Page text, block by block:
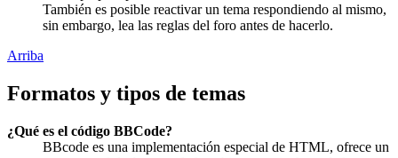
También es posible reactivar un tema respondiendo al mismo,
sin embargo, lea las reglas del foro antes de hacerlo.
Arriba
Formatos y tipos de temas
¿Qué es el código BBCode?
BBcode es una implementación especial de HTML, ofrece un